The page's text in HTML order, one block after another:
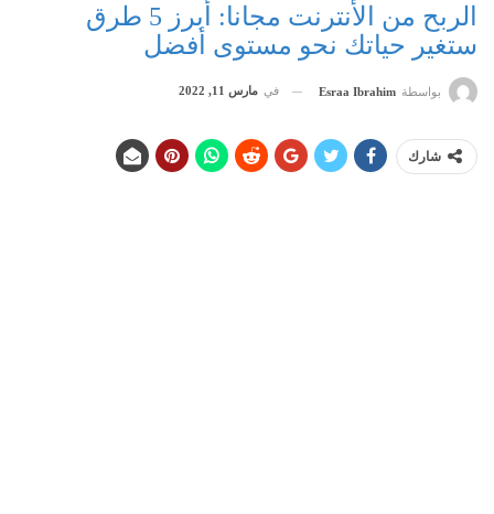
الربح من الأنترنت مجانا: أبرز 5 طرق
ستغير حياتك نحو مستوى أفضل
بواسطة Esraa Ibrahim في مارس 11, 2022
شارك